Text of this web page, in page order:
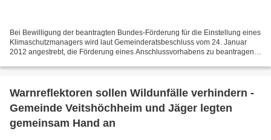
Bei Bewilligung der beantragten Bundes-Förderung für die Einstellung eines
Klimaschutzmanagers wird laut Gemeinderatsbeschluss vom 24. Januar
2012 angestrebt, die Förderung eines Anschlussvorhabens zu beantragen.
Warnreflektoren sollen Wildunfälle verhindern -
Gemeinde Veitshöchheim und Jäger legten
gemeinsam Hand an